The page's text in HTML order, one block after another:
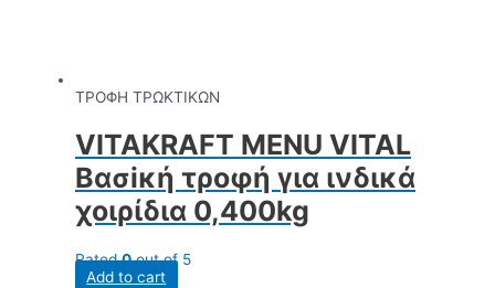
ΤΡΟΦΗ ΤΡΩΚΤΙΚΩΝ
VITAKRAFT MENU VITAL
Βασiκή τροφή για ινδικά
χοιρίδια 0,400kg
Rated0out of 5
Add to cart